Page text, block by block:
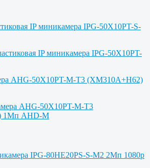
IP миникамера IPG-50X10PT-S-
AHG-50X10PT-M-T3 (XM310A+H62)
IPG-80HE20PS-S-M2 2Мп 1080p